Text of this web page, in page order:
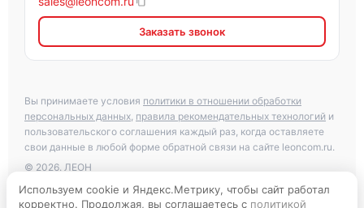
Заказать звонок
Вы принимаете условия политики в отношении обработки
персональных данных, правила рекомендательных технологий и
пользовательского соглашения каждый раз, когда оставляете
свои данные в любой форме обратной связи на сайте leoncom.ru.
© 2026. ЛЕОН
Используем cookie и Яндекс.Метрику, чтобы сайт работал
корректно. Продолжая, вы соглашаетесь с политикой